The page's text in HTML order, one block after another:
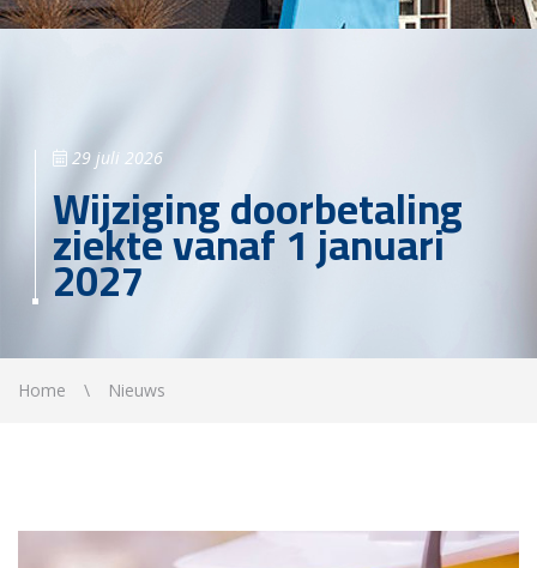
29 juli 2026
Wijziging doorbetaling
ziekte vanaf 1 januari
2027
Home Nieuws